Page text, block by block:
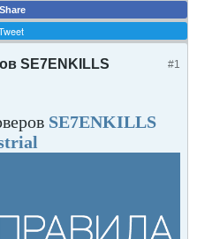
Share
#1
SE7ENKILLS
SE7ENKILLS